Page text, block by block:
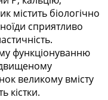
містить біологічно
сприятливо
функціонуванню
великому вмісту
кістки.